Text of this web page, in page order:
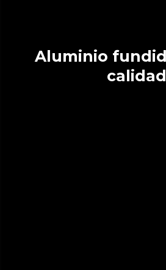
Aluminio fundido de alta
calidad